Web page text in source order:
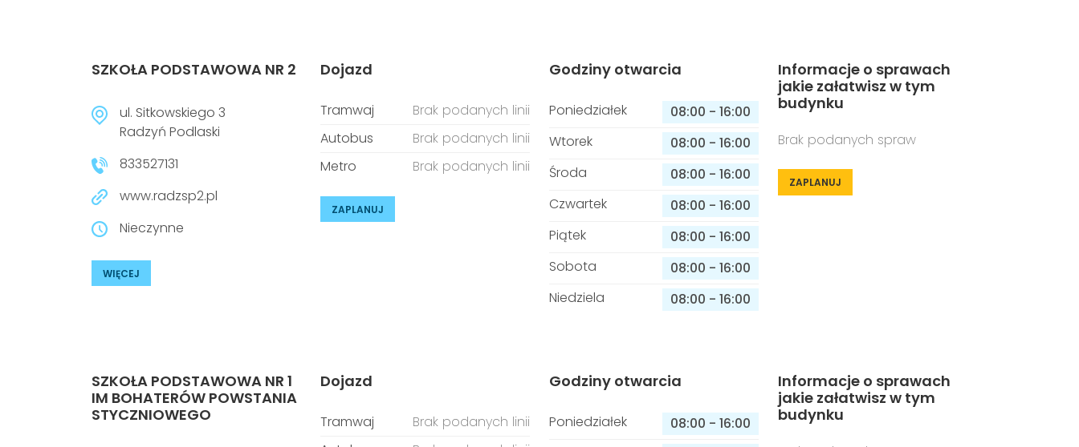
SZKOŁA PODSTAWOWA NR 2
ul. Sitkowskiego 3
Radzyń Podlaski
833527131
www.radzsp2.pl
Nieczynne
WIĘCEJ
Dojazd
Tramwaj
Brak podanych linii
Autobus
Brak podanych linii
Metro
Brak podanych linii
ZAPLANUJ
Godziny otwarcia
Poniedziałek 08:00 - 16:00
Wtorek
08:00 - 16:00
Środa
08:00 - 16:00
Czwartek
08:00 - 16:00
Piątek
08:00 - 16:00
Sobota
08:00 - 16:00
Niedziela
08:00 - 16:00
Informacje o sprawach
jakie załatwisz w tym
budynku
Brak podanych spraw
ZAPLANUJ
SZKOŁA PODSTAWOWA NR 1
IM BOHATERÓW POWSTANIA
STYCZNIOWEGO
Dojazd
Tramwaj
Brak podanych linii
Godziny otwarcia
Poniedziałek 08:00 - 16:00
Informacje o sprawach
jakie załatwisz w tym
budynku